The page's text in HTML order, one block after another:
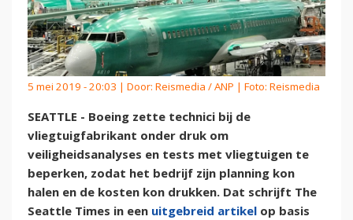
5 mei 2019 - 20:03 | Door: Reismedia / ANP | Foto: Reismedia
SEATTLE - Boeing zette technici bij de
vliegtuigfabrikant onder druk om
veiligheidsanalyses en tests met vliegtuigen te
beperken, zodat het bedrijf zijn planning kon
halen en de kosten kon drukken. Dat schrijft The
Seattle Times in een uitgebreid artikel op basis